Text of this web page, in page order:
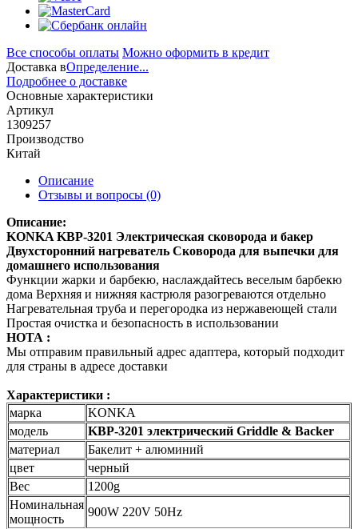
Все способы оплаты Можно оформить в кредит
Доставка вОпределение...
Подробнее о доставке
Основные характеристики
Артикул
1309257
Производство
Китай
Описание
Отзывы и вопросы (0)
Описание:
KONKA KBP-3201 Электрическая сковорода и бакер
Двухсторонний нагреватель Сковорода для выпечки для
домашнего использования
Функции жарки и барбекю, наслаждайтесь веселым барбекю
дома Верхняя и нижняя кастрюля разогреваются отдельно
Нагревательная труба и перегородка из нержавеющей стали
Простая очистка и безопасность в использовании
НОТА :
Мы отправим правильный адрес адаптера, который подходит
для страны в адресе доставки
Характеристики :
марка
KONKA
модель
KBP-3201 электрический Griddle & Backer
материал
Бакелит + алюминий
цвет
черный
Вес
1200g
Номинальная
мощность
900W 220V 50Hz